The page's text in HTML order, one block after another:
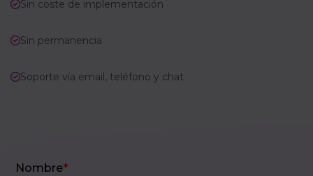
Sin coste de implementación
Sin permanencia
Soporte vía email, teléfono y chat